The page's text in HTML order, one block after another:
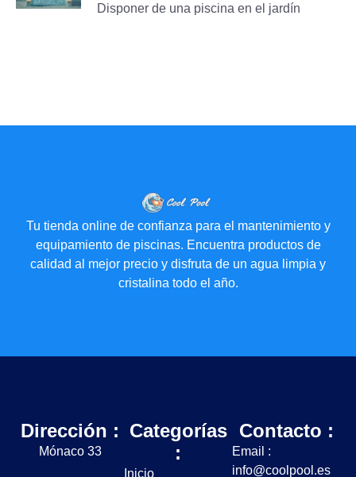
Disponer de una piscina en el jardín
Tu tienda online de confianza para el mantenimiento y
equipamiento de piscinas. Encuentra productos de
calidad al mejor precio y disfruta de un agua limpia y
cristalina todo el año.
Dirección :
Mónaco 33
Categorías
:
Inicio
Contacto :
Email :
info@coolpool.es